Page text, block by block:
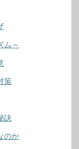
ム～
策
訣
のか